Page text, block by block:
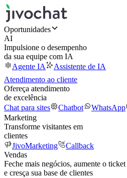
Oportunidades
AI
Impulsione o desempenho
da sua equipe com IA
Agente IA
Assistente de IA
Atendimento ao cliente
Ofereça atendimento
de excelência
Chat para sites
Chatbot WhatsApp
Marketing
Transforme visitantes em
clientes
JivoMarketing
Callback
Vendas
Feche mais negócios, aumente o ticket
e cresça sua base de clientes